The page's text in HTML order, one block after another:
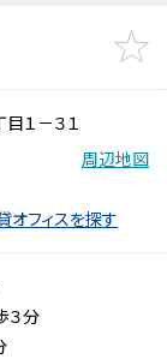
１－３１
周辺地図
フィスを探す
３分